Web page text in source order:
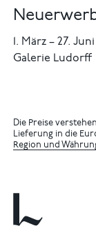
1. März–27.
Galerie Ludorff
Die Preise
Lieferung in die
Region und